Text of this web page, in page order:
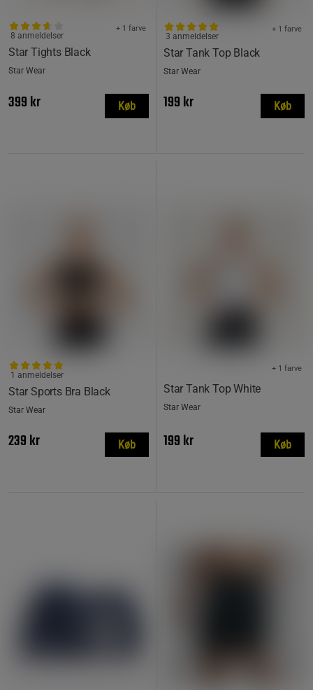
Star Tights Black
+ 1 farve
8 anmeldelser
Star Wear
399 kr Køb
Star Tank Top Black
+ 1 farve
3 anmeldelser
Star Wear
199 kr Køb
Star Sports Bra Black
1 anmeldelser
Star Wear
239 kr Køb
Star Tank Top White
+ 1 farve
Star Wear
199 kr Køb